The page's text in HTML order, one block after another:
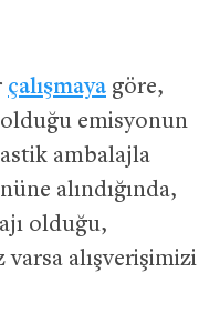
çalışmaya göre,
emisyonun
ambalajla
alındığında,
olduğu,
varsa alışverişimizi